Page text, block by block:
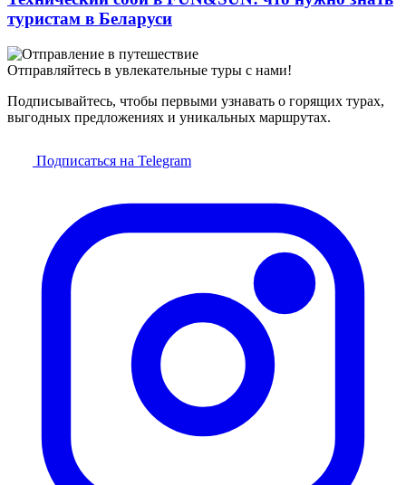
туристам в Беларуси
Отправляйтесь в увлекательные туры с нами!
Подписывайтесь, чтобы первыми узнавать о горящих турах,
выгодных предложениях и уникальных маршрутах.
Подписаться на Telegram